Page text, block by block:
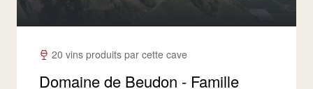
20 vins produits par cette cave
Domaine de Beudon - Famille